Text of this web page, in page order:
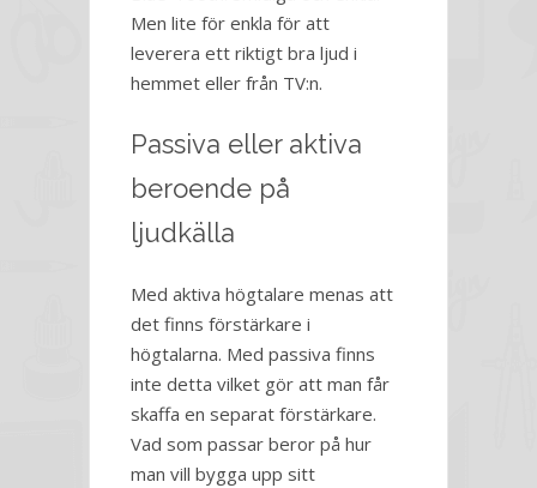
Men lite för enkla för att
leverera ett riktigt bra ljud i
hemmet eller från TV:n.
Passiva eller aktiva
beroende på
ljudkälla
Med aktiva högtalare menas att
det finns förstärkare i
högtalarna. Med passiva finns
inte detta vilket gör att man får
skaffa en separat förstärkare.
Vad som passar beror på hur
man vill bygga upp sitt